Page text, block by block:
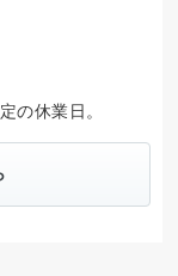
の休業日。